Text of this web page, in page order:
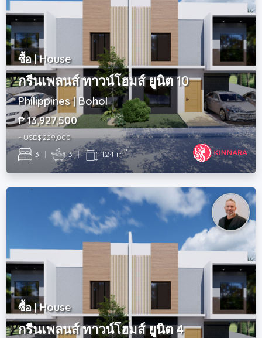
ซื้อ | House
กรีนเพลนส์ ทาวน์โฮมส์ ยูนิต 10
Philippines | Bohol
₱ 13,927,500
~ USD$ 229,000
3 | 3 | 124 m2
ซื้อ | House
กรีนเพลนส์ ทาวน์โฮมส์ ยูนิต 4